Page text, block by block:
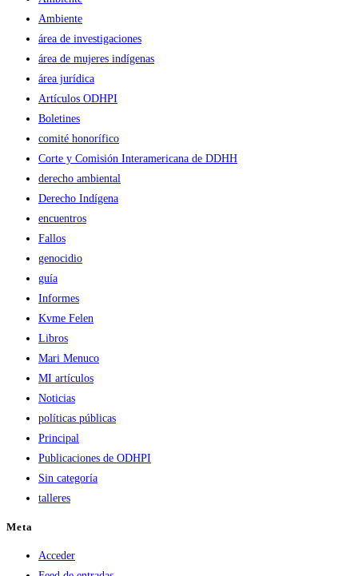
Ambiente
área de investigaciones
área de mujeres indígenas
área jurídica
Artículos ODHPI
Boletines
comité honorífico
Corte y Comisión Interamericana de DDHH
derecho ambiental
Derecho Indígena
encuentros
Fallos
genocidio
guía
Informes
Kvme Felen
Libros
Mari Menuco
MI artículos
Noticias
políticas públicas
Principal
Publicaciones de ODHPI
Sin categoría
talleres
Meta
Acceder